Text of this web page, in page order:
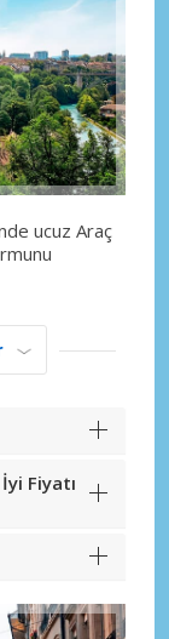
ucuz Araç
Fiyatı